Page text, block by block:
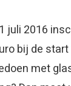
juli 2016
bij de start
met